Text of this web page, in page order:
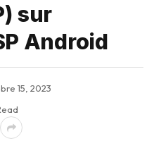
sur
Android
15, 2023